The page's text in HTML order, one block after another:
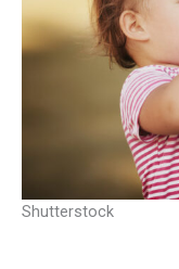
Shutterstock